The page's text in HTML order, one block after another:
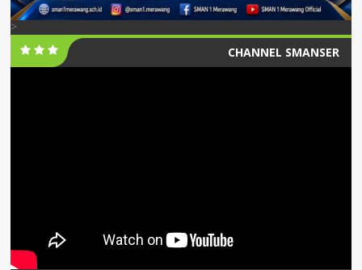
>
CHANNEL SMANSER